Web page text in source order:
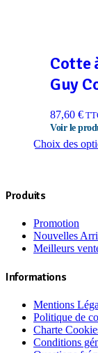
Cotte
Guy
87,60 €
Choix des
Produits
Promotion
Nouvelles
Meilleurs
Informations
Mentions
Politique de
Charte
Conditions